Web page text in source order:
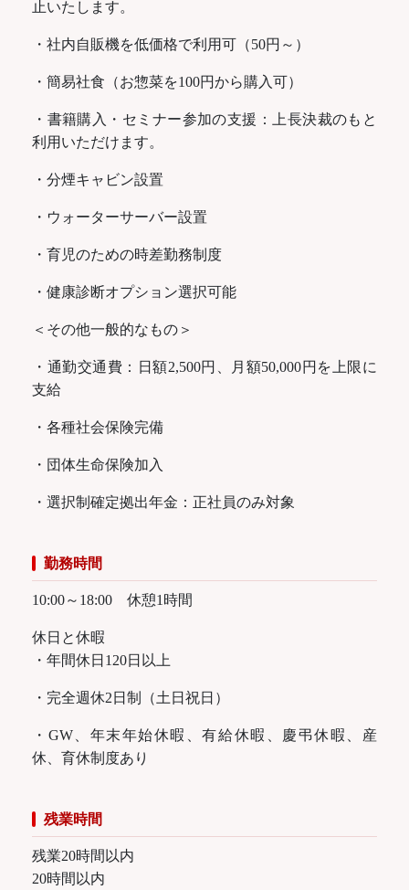
止いたします。
・社内自販機を低価格で利用可（50円～）
・簡易社食（お惣菜を100円から購入可）
・書籍購入・セミナー参加の支援：上長決裁のもと
利用いただけます。
・分煙キャビン設置
・ウォーターサーバー設置
・育児のための時差勤務制度
・健康診断オプション選択可能
＜その他一般的なもの＞
・通勤交通費：日額2,500円、月額50,000円を上限に
支給
・各種社会保険完備
・団体生命保険加入
・選択制確定拠出年金：正社員のみ対象
勤務時間
10:00～18:00 休憩1時間
休日と休暇
・年間休日120日以上
・完全週休2日制（土日祝日）
・GW、年末年始休暇、有給休暇、慶弔休暇、産
休、育休制度あり
残業時間
残業20時間以内
20時間以内